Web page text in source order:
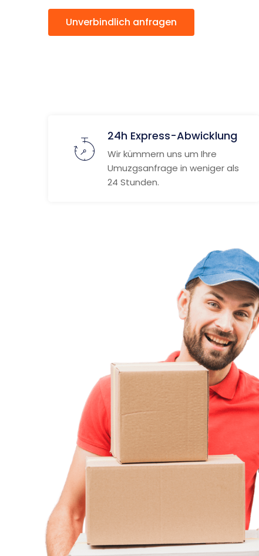
Unverbindlich anfragen
24h Express-Abwicklung
Wir kümmern uns um Ihre
Umuzgsanfrage in weniger als
24 Stunden.